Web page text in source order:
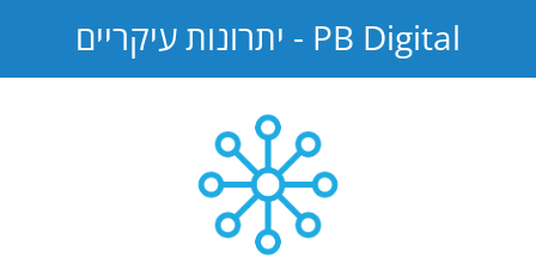
PB Digital - יתרונות עיקריים